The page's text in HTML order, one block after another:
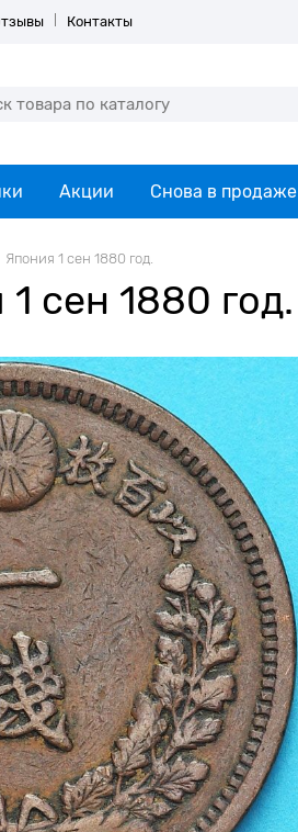
Контакты
Акции Снова в продаже
Япония 1 сен 1880 год.
сен 1880 год.